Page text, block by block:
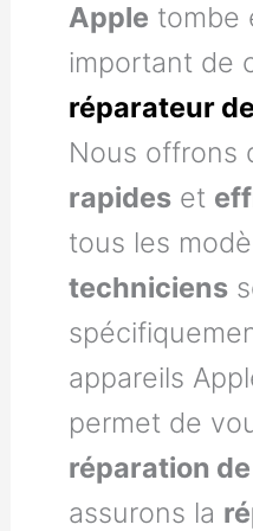
Apple tombe
important de
réparateur
Nous offrons
rapides et
tous les
techniciens
appareils
permet de
réparation
assurons la